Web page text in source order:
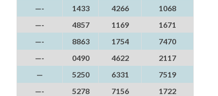
—-
1433 4266
1068
—-
4857 1169
1671
—-
8863 1754
7470
—-
0490 4622
2117
—
5250 6331
7519
—-
5278 7156
1722